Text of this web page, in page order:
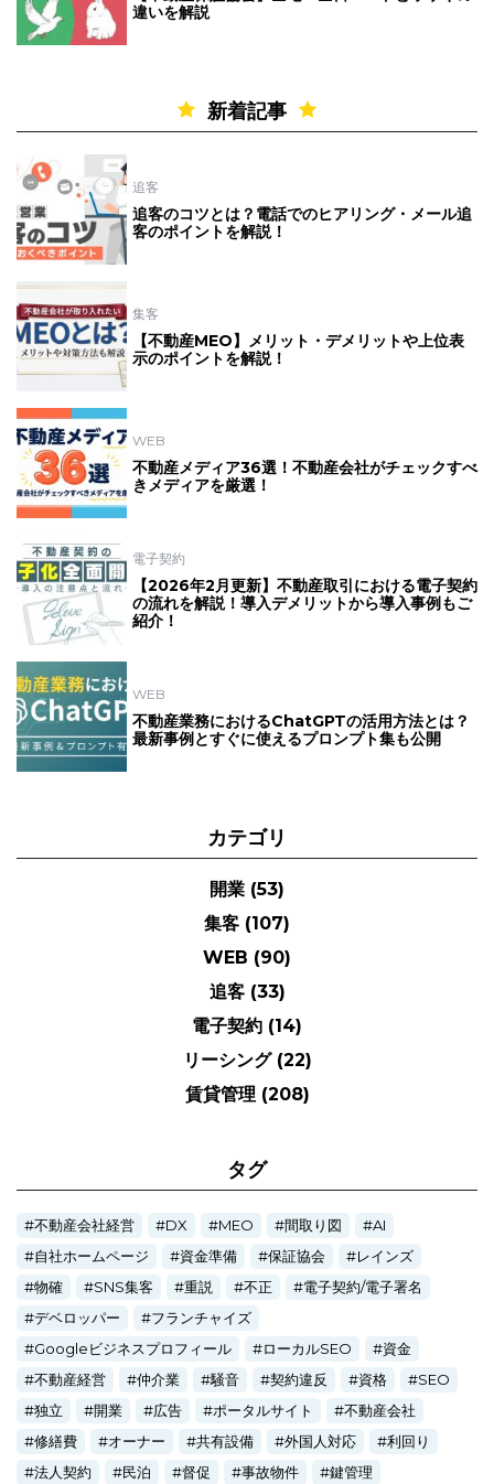
違いを解説
新着記事
追客
追客のコツとは？電話でのヒアリング・メール追
客のポイントを解説！
集客
【不動産MEO】メリット・デメリットや上位表
示のポイントを解説！
WEB
不動産メディア36選！不動産会社がチェックすべ
きメディアを厳選！
電子契約
【2026年2月更新】不動産取引における電子契約
の流れを解説！導入デメリットから導入事例もご
紹介！
WEB
不動産業務におけるChatGPTの活用方法とは？
最新事例とすぐに使えるプロンプト集も公開
カテゴリ
開業 (53)
集客 (107)
WEB (90)
追客 (33)
電子契約 (14)
リーシング (22)
賃貸管理 (208)
タグ
不動産会社経営 DX MEO 間取り図
AI
自社ホームページ
資金準備 保証協会
レインズ
物確
SNS集客 重説 不正
電子契約/電子署名
デベロッパー
フランチャイズ
Googleビジネスプロフィール
ローカルSEO
資金
不動産経営
仲介業 騒音 契約違反 資格
SEO
独立
開業 広告 ポータルサイト
不動産会社
修繕費
オーナー 共有設備 外国人対応
利回り
法人契約
民泊 督促 事故物件
鍵管理